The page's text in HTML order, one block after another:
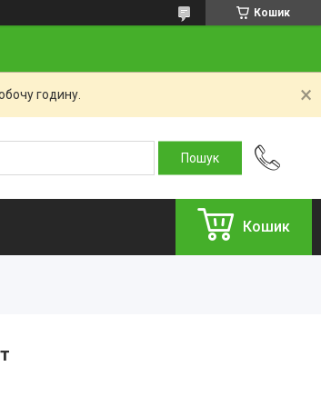
Кошик
годину.
Кошик